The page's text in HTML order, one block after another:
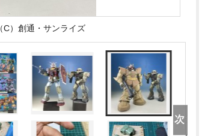
）創通・サンライズ